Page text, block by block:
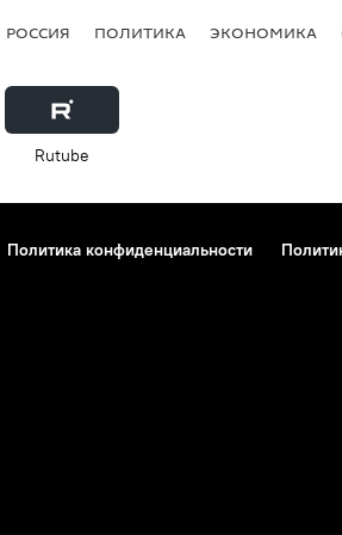
РОССИЯ ПОЛИТИКА ЭКОНОМИКА
Rutube
Политика конфиденциальности